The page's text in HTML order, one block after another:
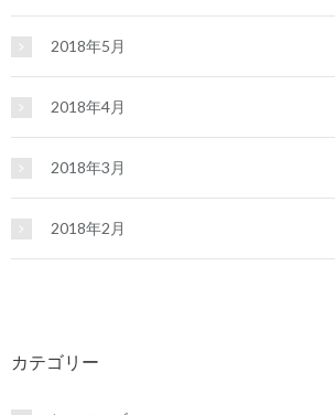
2018年5月
2018年4月
2018年3月
2018年2月
カテゴリー